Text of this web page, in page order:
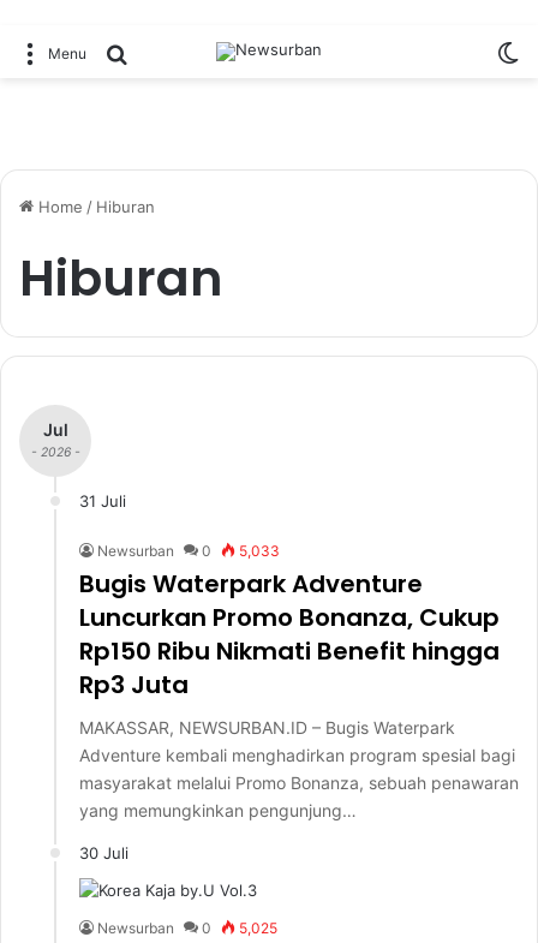
Menu Search for
Home / Hiburan
Hiburan
Jul
- 2026 -
31 Juli
Newsurban 0 5,033
Bugis Waterpark Adventure
Luncurkan Promo Bonanza, Cukup
Rp150 Ribu Nikmati Benefit hingga
Rp3 Juta
MAKASSAR, NEWSURBAN.ID – Bugis Waterpark
Adventure kembali menghadirkan program spesial bagi
masyarakat melalui Promo Bonanza, sebuah penawaran
yang memungkinkan pengunjung…
30 Juli
Newsurban 0 5,025